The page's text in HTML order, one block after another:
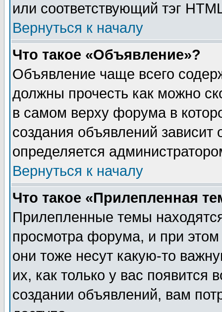
или соответствующий тэг
Вернуться к началу
Что такое «Объявление»?
Объявление чаще всего
должны прочесть как можно
в самом верху форума в
создания объявлений зависит
определяется
Вернуться к началу
Что такое «Прилепленная
Прилепленные темы
просмотра форума, и при
они тоже несут какую-то
их, как только у вас появится
создании объявлений, вам